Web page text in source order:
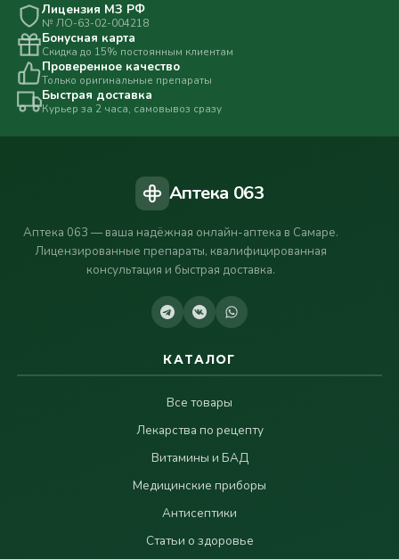
Лицензия МЗ РФ
№ ЛО-63-02-004218
Бонусная карта
Скидка до 15% постоянным клиентам
Проверенное качество
Только оригинальные препараты
Быстрая доставка
Курьер за 2 часа, самовывоз сразу
Аптека 063
Аптека 063 — ваша надёжная онлайн-аптека в Самаре.
Лицензированные препараты, квалифицированная
консультация и быстрая доставка.
КАТАЛОГ
Все товары
Лекарства по рецепту
Витамины и БАД
Медицинские приборы
Антисептики
Статьи о здоровье